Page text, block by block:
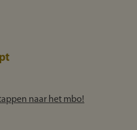
naar het mbo!